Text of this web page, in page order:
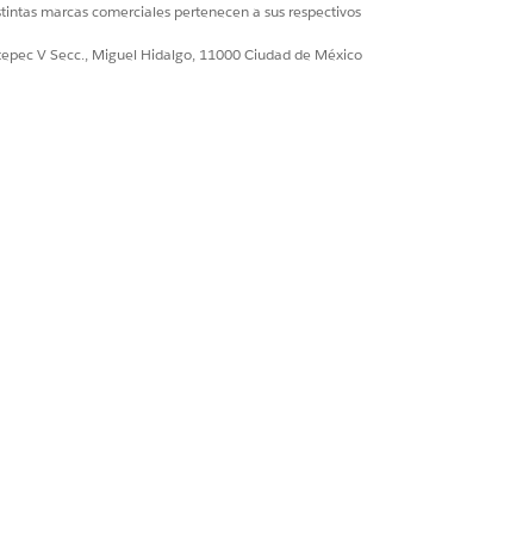
marcas comerciales pertenecen a sus respectivos
V Secc., Miguel Hidalgo, 11000 Ciudad de México